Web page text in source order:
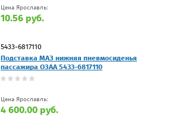
Цена Ярославль:
10.56 руб.
5433-6817110
Подставка МАЗ нижняя пневмосиденья
пассажира ОЗАА 5433-6817110
Цена Ярославль:
4 600.00 руб.